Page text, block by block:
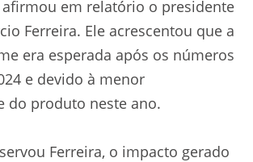
afirmou em relatório o presidente
Ferreira. Ele acrescentou que a
era esperada após os números
e devido à menor
do produto neste ano.
Ferreira, o impacto gerado